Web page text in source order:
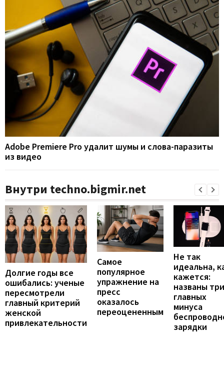
Adobe Premiere Pro удалит шумы и слова-паразиты
из видео
Внутри techno.bigmir.net
Долгие годы все
ошибались: ученые
пересмотрели
главный критерий
женской
привлекательности
Самое
популярное
упражнение на
пресс
оказалось
переоцененным
Не так
идеальна,
кажется:
названы три
главных
минуса
зарядки